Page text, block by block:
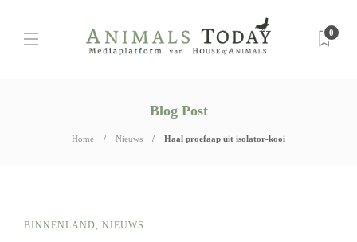
0
Blog Post
Home Nieuws Haal proefaap uit isolator-kooi
BINNENLAND, NIEUWS